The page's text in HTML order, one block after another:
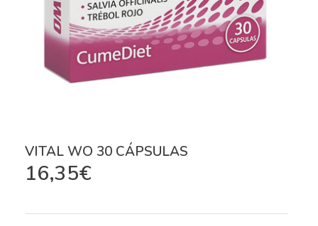
VITAL WO 30 CÁPSULAS
16,35€